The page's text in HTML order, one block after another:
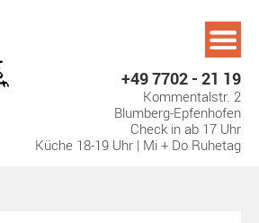
+49 7702 - 21 19
Kommentalstr. 2
Blumberg-Epfenhofen
Check in ab 17 Uhr
Küche 18-19 Uhr | Mi + Do Ruhetag